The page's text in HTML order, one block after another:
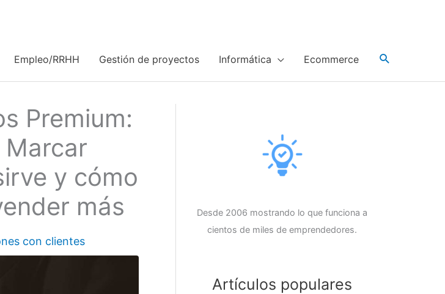
Empleo/RRHH Gestión de proyectos Informática Ecommerce
Premium:
y cómo
más
con clientes
Desde 2006 mostrando lo que funciona a
cientos de miles de emprendedores.
Artículos populares